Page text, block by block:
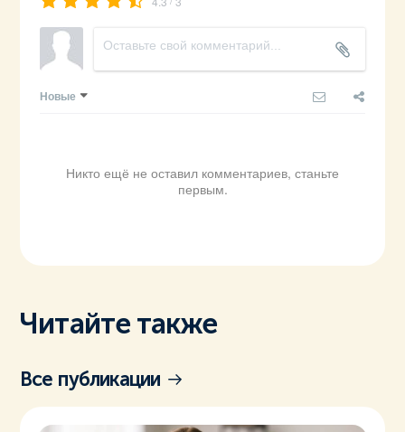
Новые
Никто ещё не оставил комментариев, станьте
первым.
Читайте также
Все публикации